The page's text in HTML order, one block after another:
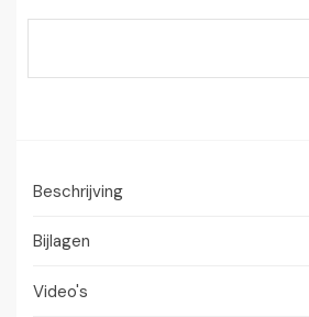
Beschrijving
Bijlagen
Video's